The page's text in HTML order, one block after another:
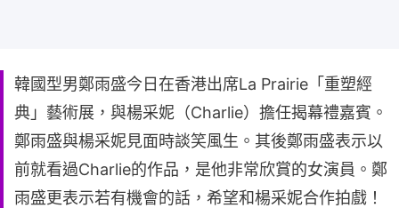
韓國型男鄭雨盛今日在香港出席La Prairie「重塑經
典」藝術展，與楊采妮（Charlie）擔任揭幕禮嘉賓。
鄭雨盛與楊采妮見面時談笑風生。其後鄭雨盛表示以
前就看過Charlie的作品，是他非常欣賞的女演員。鄭
雨盛更表示若有機會的話，希望和楊采妮合作拍戲！